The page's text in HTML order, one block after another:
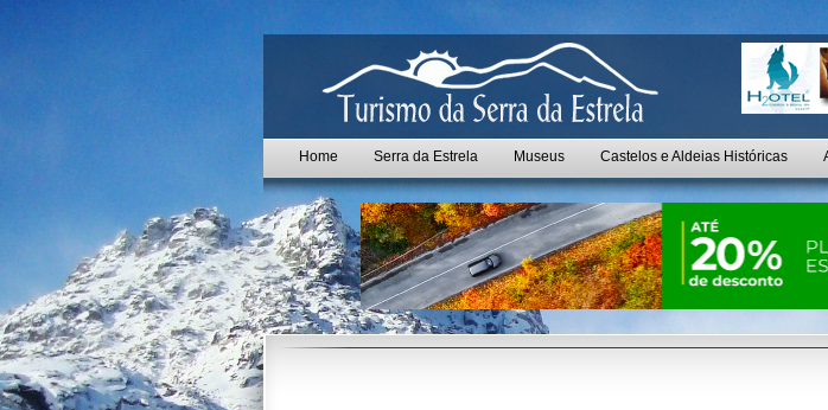
Home Serra da Estrela Museus Castelos e Aldeias Históricas